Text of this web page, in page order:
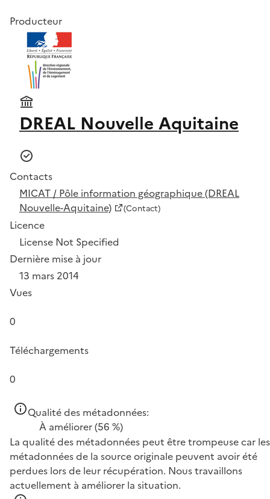
Producteur
DREAL Nouvelle Aquitaine
Contacts
MICAT / Pôle information géographique (DREAL
Nouvelle-Aquitaine)
(Contact)
Licence
License Not Specified
Dernière mise à jour
13 mars 2014
Vues
0
Téléchargements
0
Qualité des métadonnées:
À améliorer(56 %)
La qualité des métadonnées peut être trompeuse car les
métadonnées de la source originale peuvent avoir été
perdues lors de leur récupération. Nous travaillons
actuellement à améliorer la situation.